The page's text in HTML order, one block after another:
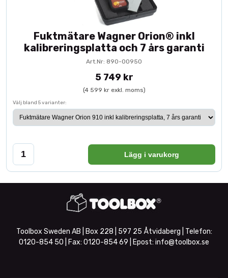
Fuktmätare Wagner Orion® inkl
kalibreringsplatta och 7 års garanti
Art.Nr: 890-00950
5 749 kr
(4 599 kr exkl. moms)
Välj bland 5 varianter:
Lägg i varukorg
Toolbox Sweden AB | Box 228 | 597 25 Åtvidaberg | Telefon:
0120-854 50 | Fax: 0120-854 69 | Epost: info@toolbox.se